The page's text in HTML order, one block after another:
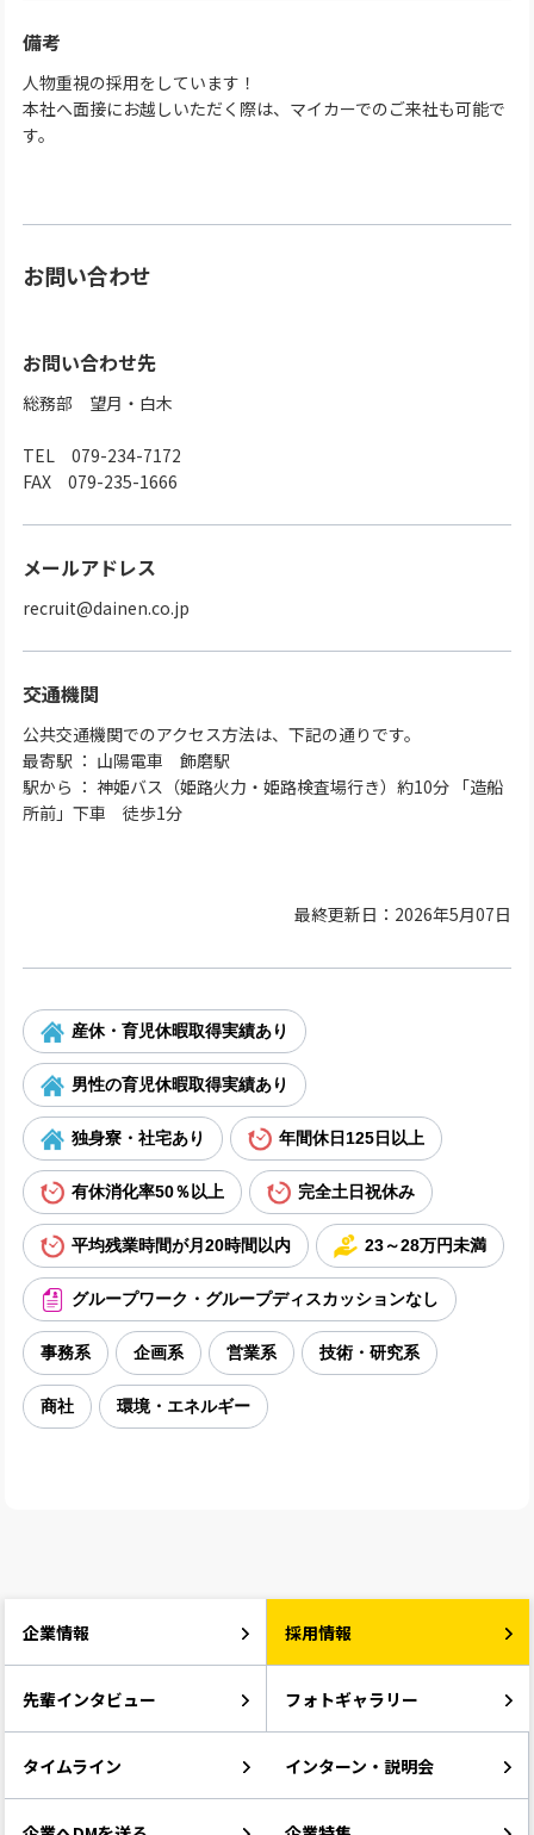
備考
人物重視の採用をしています！
本社へ面接にお越しいただく際は、マイカーでのご来社も可能で
す。
お問い合わせ
お問い合わせ先
総務部 望月・白木
TEL 079-234-7172
FAX 079-235-1666
メールアドレス
recruit@dainen.co.jp
交通機関
公共交通機関でのアクセス方法は、下記の通りです。
最寄駅 ： 山陽電車 飾磨駅
駅から ： 神姫バス（姫路火力・姫路検査場行き）約10分 「造船
所前」下車 徒歩1分
最終更新日：2026年5月07日
産休・育児休暇取得実績あり
男性の育児休暇取得実績あり
独身寮・社宅あり 年間休日125日以上
有休消化率50％以上 完全土日祝休み
平均残業時間が月20時間以内 23～28万円未満
グループワーク・グループディスカッションなし
事務系 企画系 営業系 技術・研究系
商社 環境・エネルギー
企業情報 採用情報
先輩インタビュー フォトギャラリー
タイムライン インターン・説明会